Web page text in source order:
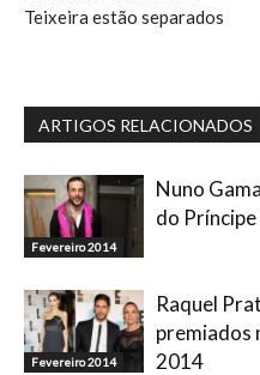
Teixeira estão separados
ARTIGOS RELACIONADOS
Fevereiro 2014
Nuno
do Príncipe
Fevereiro 2014
Raquel
premiados
2014